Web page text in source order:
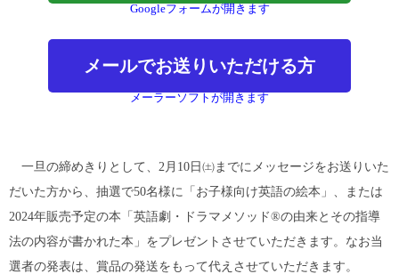
Googleフォームが開きます
メールでお送りいただける方
メーラーソフトが開きます
一旦の締めきりとして、2月10日㈯までにメッセージをお送りいた
だいた方から、抽選で50名様に「お子様向け英語の絵本」、または
2024年販売予定の本「英語劇・ドラマメソッド®の由来とその指導
法の内容が書かれた本」をプレゼントさせていただきます。なお当
選者の発表は、賞品の発送をもって代えさせていただきます。